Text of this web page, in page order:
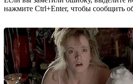
нажмите Ctrl+Enter, чтобы сообщить